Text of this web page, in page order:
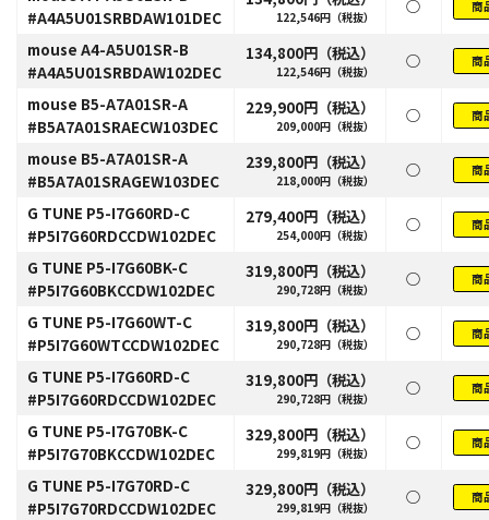
#A4A5U01SRBDAW101DEC
122,546円（税抜）
○ 商
mouse A4-A5U01SR-B
#A4A5U01SRBDAW102DEC
134,800円（税込）
122,546円（税抜）
○ 商
mouse B5-A7A01SR-A
#B5A7A01SRAECW103DEC
229,900円（税込）
209,000円（税抜）
○ 商
mouse B5-A7A01SR-A
#B5A7A01SRAGEW103DEC
239,800円（税込）
218,000円（税抜）
○ 商
G TUNE P5-I7G60RD-C
#P5I7G60RDCCDW102DEC
279,400円（税込）
254,000円（税抜）
○ 商
G TUNE P5-I7G60BK-C
#P5I7G60BKCCDW102DEC
319,800円（税込）
290,728円（税抜）
○ 商
G TUNE P5-I7G60WT-C
#P5I7G60WTCCDW102DEC
319,800円（税込）
290,728円（税抜）
○ 商
G TUNE P5-I7G60RD-C
#P5I7G60RDCCDW102DEC
319,800円（税込）
290,728円（税抜）
○ 商
G TUNE P5-I7G70BK-C
#P5I7G70BKCCDW102DEC
329,800円（税込）
299,819円（税抜）
○ 商
G TUNE P5-I7G70RD-C
#P5I7G70RDCCDW102DEC
329,800円（税込）
299,819円（税抜）
○ 商